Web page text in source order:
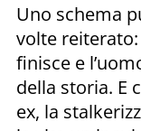
Uno schema
volte
finisce e
della storia. E
ex, la